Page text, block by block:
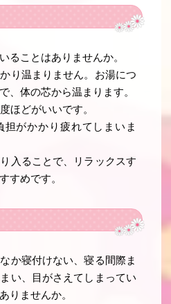
ることはありませんか。
り温まりません。お湯につ
、体の芯から温まります。
ほどがいいです。
がかかり疲れてしまいま
入ることで、リラックスす
すめです。
か寝付けない、寝る間際ま
い、目がさえてしまってい
りませんか。